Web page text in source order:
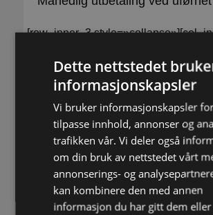
[row_inner_3
margin=»-18px 0px -5px 0px»]
Super: Til fylte 67 år
Basis: Dekkes ikke
[/col_inner_3][/row_inner_3]
Dette nettstedet
informasjonskapsler
Vi bruker informasjonskapsler
tilpasse innhold, annonser og
trafikken vår. Vi deler også
om din bruk av nettstedet vårt
annonserings- og
kan kombinere den med annen
informasjon du har gitt dem